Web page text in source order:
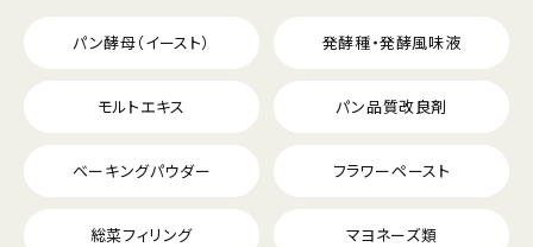
パン酵母（イースト） 発酵種・発酵風味液
モルトエキス パン品質改良剤
ベーキングパウダー フラワーペースト
総菜フィリング マヨネーズ類